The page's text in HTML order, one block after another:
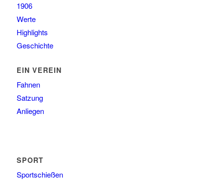
1906
Werte
Highlights
Geschichte
EIN VEREIN
Fahnen
Satzung
Anliegen
SPORT
Sportschießen